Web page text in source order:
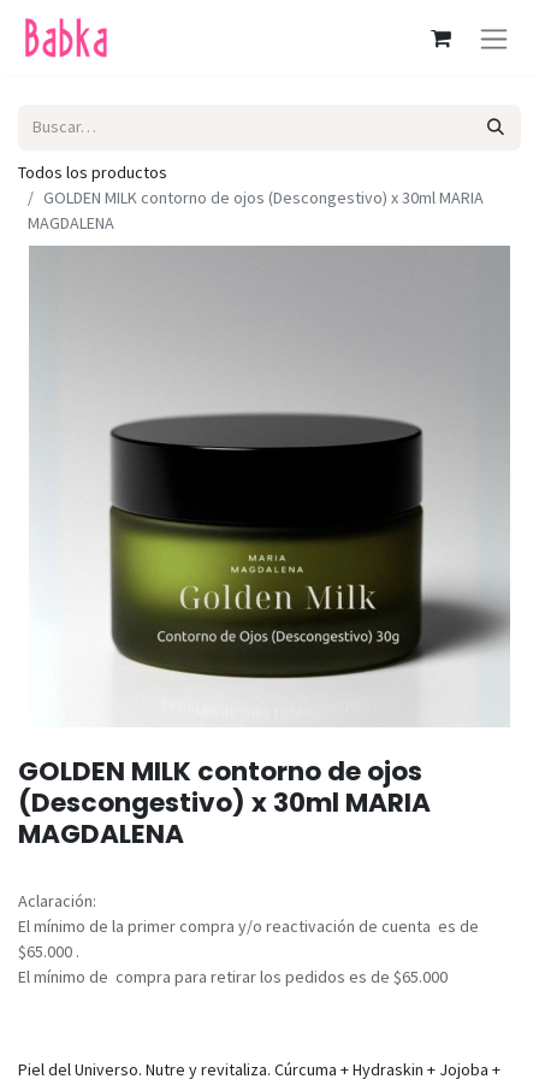
Todos los productos
GOLDEN MILK contorno de ojos (Descongestivo) x 30ml MARIA
MAGDALENA
GOLDEN MILK contorno de ojos
(Descongestivo) x 30ml MARIA
MAGDALENA
Aclaración:
El mínimo de la primer compra y/o reactivación de cuenta es de
$65.000 .
El mínimo de compra para retirar los pedidos es de $65.000
Piel del Universo. Nutre y revitaliza. Cúrcuma + Hydraskin + Jojoba +